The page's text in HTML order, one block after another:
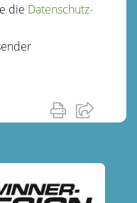
die Datenschutz­